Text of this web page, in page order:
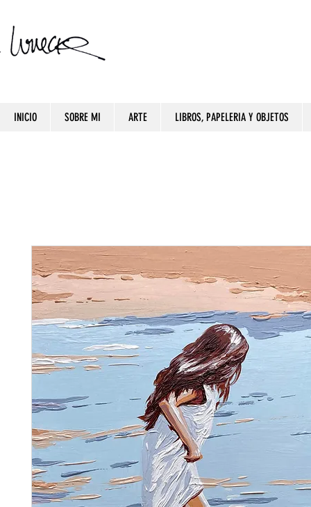
INICIO SOBRE MI ARTE LIBROS, PAPELERIA Y OBJETOS